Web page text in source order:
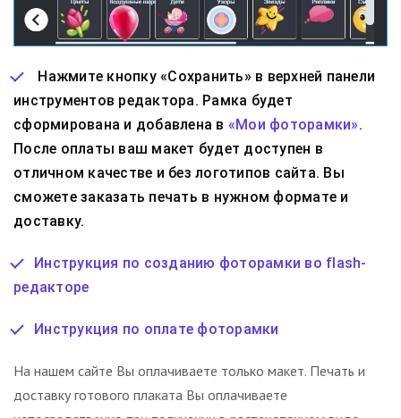
Нажмите кнопку «Сохранить» в верхней панели
инструментов редактора. Рамка будет
сформирована и добавлена в «Мои фоторамки».
После оплаты ваш макет будет доступен в
отличном качестве и без логотипов сайта. Вы
сможете заказать печать в нужном формате и
доставку.
Инструкция по созданию фоторамки во flash-
редакторе
Инструкция по оплате фоторамки
На нашем сайте Вы оплачиваете только макет. Печать и
доставку готового плаката Вы оплачиваете